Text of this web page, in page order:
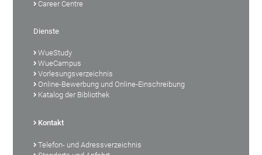
Career Centre
Dienste
WueStudy
WueCampus
Vorlesungsverzeichnis
Online-Bewerbung und Online-Einschreibung
Katalog der Bibliothek
Kontakt
Telefon- und Adressverzeichnis